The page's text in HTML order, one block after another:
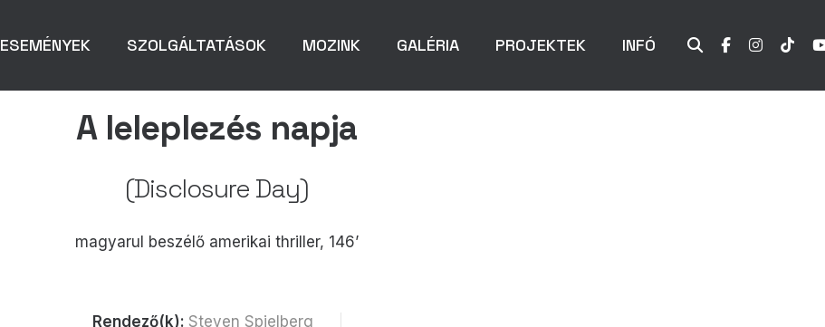
ESEMÉNYEK SZOLGÁLTATÁSOK MOZINK GALÉRIA PROJEKTEK INFÓ
A leleplezés napja
(Disclosure Day)
magyarul beszélő amerikai thriller, 146’
Rendező(k): Steven Spielberg